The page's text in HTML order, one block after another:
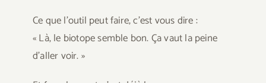
Ce que l’outil peut faire, c’est vous dire :
« Là, le biotope semble bon. Ça vaut la peine
d’aller voir. »